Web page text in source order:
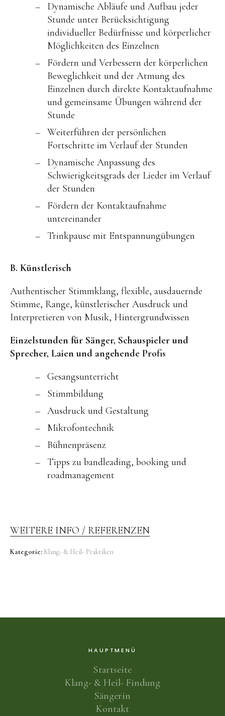
Dynamische Abläufe und Aufbau jeder
Stunde unter Berücksichtigung
individueller Bedürfnisse und körperlicher
Möglichkeiten des Einzelnen
Fördern und Verbessern der körperlichen
Beweglichkeit und der Atmung des
Einzelnen durch direkte Kontaktaufnahme
und gemeinsame Übungen während der
Stunde
Weiterführen der persönlichen
Fortschritte im Verlauf der Stunden
Dynamische Anpassung des
Schwierigkeitsgrads der Lieder im Verlauf
der Stunden
Fördern der Kontaktaufnahme
untereinander
Trinkpause mit Entspannungübungen
B. Künstlerisch
Authentischer Stimmklang, flexible, ausdauernde
Stimme, Range, künstlerischer Ausdruck und
Interpretieren von Musik, Hintergrundwissen
Einzelstunden für Sänger, Schauspieler und
Sprecher, Laien und angehende Profis
Gesangsunterricht
Stimmbildung
Ausdruck und Gestaltung
Mikrofontechnik
Bühnenpräsenz
Tipps zu bandleading, booking und
roadmanagement
WEITERE INFO / REFERENZEN
Kategorie: Klang- & Heil- Praktiken
HAUPTMENÜ
Startseite
Klang- & Heil- Findung
Sängerin
Kontakt